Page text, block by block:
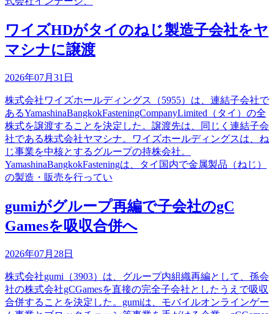
ワイズHDがタイのねじ製造子会社をヤ
マシナに譲渡
2026年07月31日
株式会社ワイズホールディングス（5955）は、連結子会社で
あるYamashinaBangkokFasteningCompanyLimited（タイ）の全
株式を譲渡することを決定した。譲渡先は、同じく連結子会
社である株式会社ヤマシナ。ワイズホールディングスは、ね
じ事業を中核とするグループの持株会社。
YamashinaBangkokFasteningは、タイ国内で金属製品（ねじ）
の製造・販売を行ってい
gumiがグループ再編で子会社のgC
Gamesを吸収合併へ
2026年07月28日
株式会社gumi（3903）は、グループ内組織再編として、孫会
社の株式会社gCGamesを直接の完全子会社としたうえで吸収
合併することを決定した。gumiは、モバイルオンラインゲー